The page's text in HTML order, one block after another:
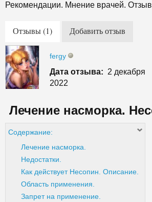
Рекомендации. Мнение врачей.
Отзывы (1) Добавить отзыв
fergy
Дата отзыва: 2 декабря
2022
Лечение насморка.
Содержание:
Лечение насморка.
Недостатки.
Как действует Несопин. Описание.
Область применения.
Запрет на применение.